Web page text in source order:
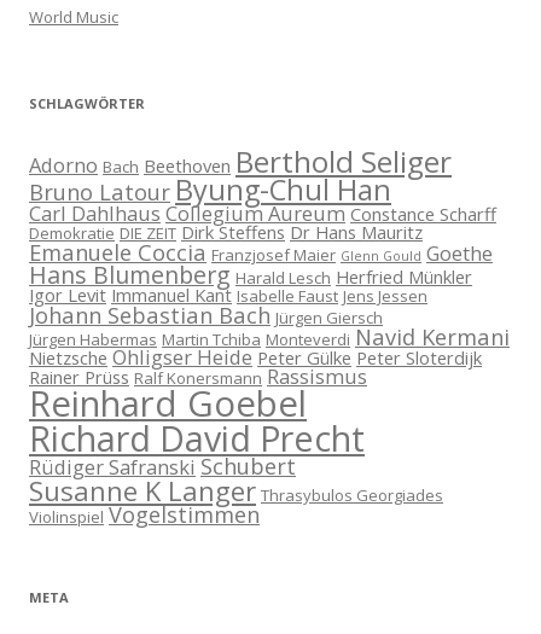
World Music
SCHLAGWÖRTER
Adorno Bach Beethoven Berthold Seliger
Bruno Latour Byung-Chul Han
Carl Dahlhaus Collegium Aureum Constance Scharff
Demokratie DIE ZEIT Dirk Steffens Dr Hans Mauritz
Emanuele Coccia Franzjosef Maier Glenn Gould Goethe
Hans Blumenberg Harald Lesch Herfried Münkler
Igor Levit Immanuel Kant Isabelle Faust Jens Jessen
Johann Sebastian Bach Jürgen Giersch
Jürgen Habermas Martin Tchiba Monteverdi Navid Kermani
Nietzsche Ohligser Heide Peter Gülke Peter Sloterdijk
Rainer Prüss Ralf Konersmann Rassismus
Reinhard Goebel
Richard David Precht
Rüdiger Safranski Schubert
Susanne K Langer Thrasybulos Georgiades
Violinspiel Vogelstimmen
META